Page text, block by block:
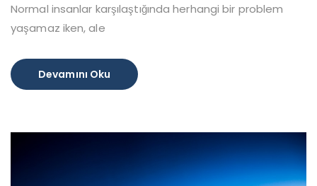
Normal insanlar karşılaştığında herhangi bir problem
yaşamaz iken, ale
Devamını Oku